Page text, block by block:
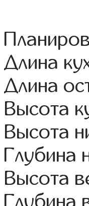
Длина
Длина
Высота
Высота
Глубина
Высота
Глубина